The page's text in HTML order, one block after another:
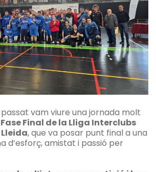
vam viure una jornada molt
Fase Final de la Lliga Interclubs
, que va posar punt final a una
d’esforç, amistat i passió per